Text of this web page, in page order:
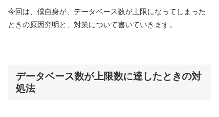
今回は、僕自身が、データベース数が上限になってしまった
ときの原因究明と、対策について書いていきます。
データベース数が上限数に達したときの対
処法